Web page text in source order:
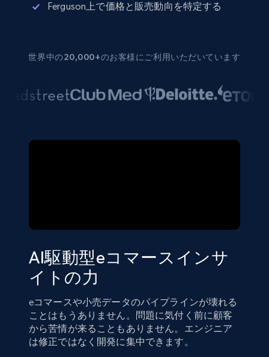
Ferguson上で価格と販売動向を特定する
世界中の20,000+のお客様にご利用いただいています
AI駆動型eコマースインサ
イトの力
eコマースや小売データのパイプラインが壊れる
ことはもうありません。問題に気付く前に顧客
から苦情が来ることもありません。エンジニア
は修正ではなく開発に集中できます。